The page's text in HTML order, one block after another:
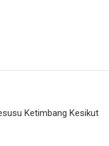
Ketimbang Kesikut